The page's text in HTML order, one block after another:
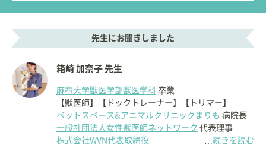
先生にお聞きしました
箱崎 加奈子 先生
麻布大学獣医学部獣医学科卒業
【獣医師】【ドックトレーナー】【トリマー】
ペットスペース&アニマルクリニックまりも 病院長
一般社団法人女性獣医師ネットワーク 代表理事
株式会社WVN代表取締役
…続きを読む